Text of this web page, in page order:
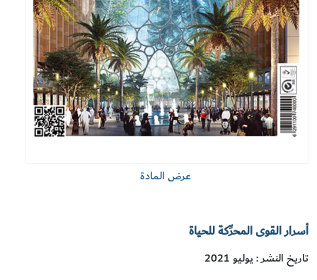
عرض المادة
أسرار القوى المحرِّكة للحياة
تاريخ النشر : يوليو 2021